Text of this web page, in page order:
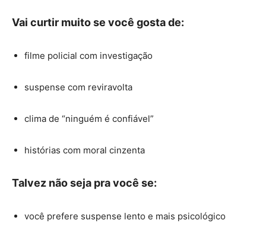
Vai curtir muito se você gosta de:
filme policial com investigação
suspense com reviravolta
clima de “ninguém é confiável”
histórias com moral cinzenta
Talvez não seja pra você se:
você prefere suspense lento e mais psicológico